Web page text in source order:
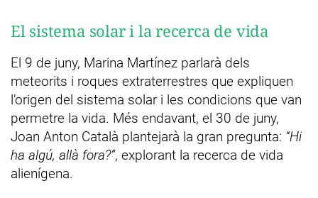
El sistema solar i la recerca de vida
El 9 de juny, Marina Martínez parlarà dels
meteorits i roques extraterrestres que expliquen
l’origen del sistema solar i les condicions que van
permetre la vida. Més endavant, el 30 de juny,
Joan Anton Català plantejarà la gran pregunta: “Hi
ha algú, allà fora?”, explorant la recerca de vida
alienígena.